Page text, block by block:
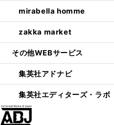
mirabella homme
zakka market
その他WEBサービス
集英社アドナビ
集英社エディターズ・ラボ